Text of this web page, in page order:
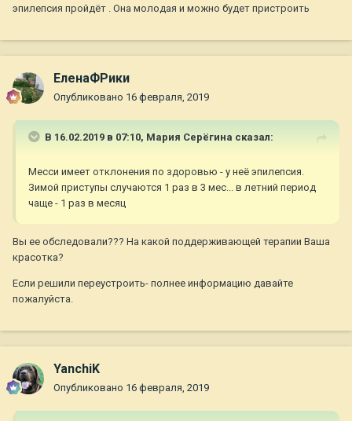
эпилепсия пройдёт . Она молодая и можно будет пристроить
ЕленаФРики
Опубликовано 16 февраля, 2019
В 16.02.2019 в 07:10, Мария Серёгина сказал:
Месси имеет отклонения по здоровью - у неё эпилепсия.
Зимой приступы случаются 1 раз в 3 мес... в летний период
чаще - 1 раз в месяц
Вы ее обследовали??? На какой поддерживающей терапии Ваша
красотка?
Если решили переустроить- полнее информацию давайте
пожалуйста.
YanchiK
Опубликовано 16 февраля, 2019